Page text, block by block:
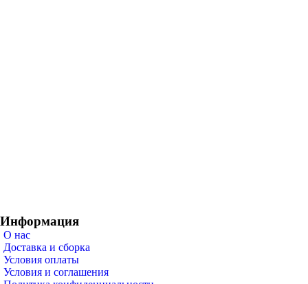
Информация
О нас
Доставка и сборка
Условия оплаты
Условия и соглашения